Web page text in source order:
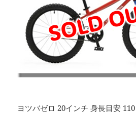
ヨツバゼロ 20インチ 身長目安